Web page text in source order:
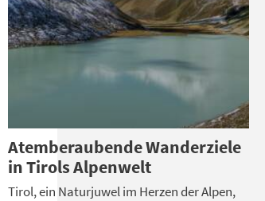
Atemberaubende Wanderziele
in Tirols Alpenwelt
Tirol, ein Naturjuwel im Herzen der Alpen,